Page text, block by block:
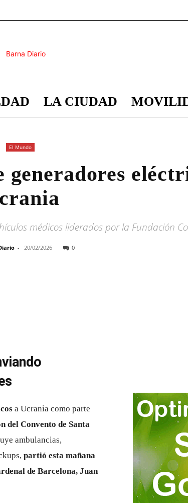
Barna
Diario
LA CIUDAD
El Mundo
generadores
médicos liderados por la Fundación
- 20/02/2026 0
a Ucrania como parte
del Convento de Santa
ambulancias,
partió esta mañana
de Barcelona, Juan